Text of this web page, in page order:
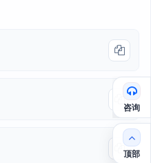
咨询
顶部